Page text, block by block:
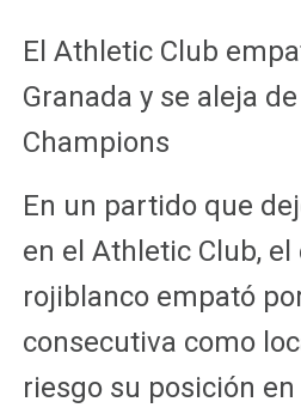
El Athletic Club
Granada y se aleja
Champions
En un partido que
en el Athletic Club, el
rojiblanco empató
consecutiva como
riesgo su posición